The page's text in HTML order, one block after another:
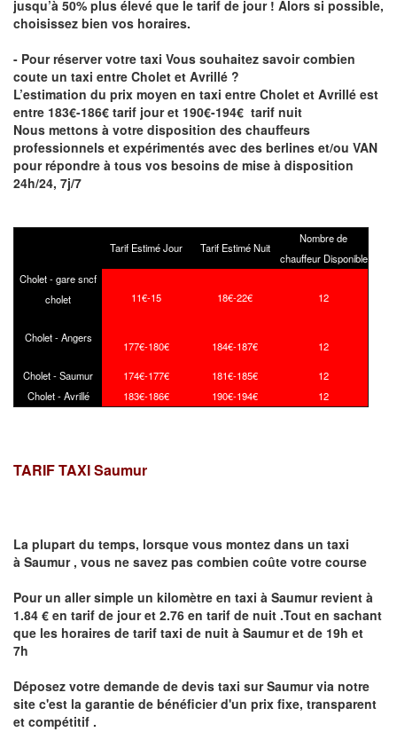
jusqu’à 50% plus élevé que le tarif de jour ! Alors si possible,
choisissez bien vos horaires.
- Pour réserver votre taxi Vous souhaitez savoircombien
coute un taxi entre Cholet et Avrillé ?
L’estimation du prix moyen en taxi entre Cholet et Avrillé est
entre 183€-186€ tarif jour et 190€-194€ tarif nuit
Nous mettons à votre disposition des chauffeurs
professionnels et expérimentés avec des berlines et/ou VAN
pour répondre à tous vos besoins de mise à disposition
24h/24, 7j/7
Tarif Estimé Jour Tarif Estimé Nuit
Nombre de
chauffeur Disponible
Cholet - gare sncf
cholet
11€-15 18€-22€ 12
Cholet - Angers
177€-180€ 184€-187€ 12
Cholet - Saumur 174€-177€ 181€-185€
12
Cholet - Avrillé
183€-186€ 190€-194€ 12
TARIF TAXI Saumur
La plupart du temps, lorsque vous montez dans un taxi
à Saumur, vous ne savez pas combien coûte votre course
Pour un aller simple un kilomètre en taxi à Saumurrevient à
1.84 € en tarif de jour et 2.76 en tarif de nuit .Tout en sachant
que les horaires de tarif taxi de nuit à Saumuret de 19h et
7h
Déposez votre demande de devis taxi surSaumur via notre
site c'est la garantie de bénéficier d'un prix fixe, transparent
et compétitif .